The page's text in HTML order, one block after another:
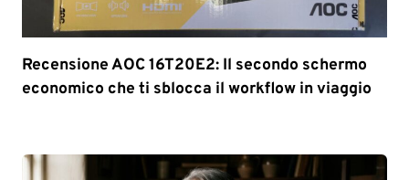
Recensione AOC 16T20E2: Il secondo schermo
economico che ti sblocca il workflow in viaggio